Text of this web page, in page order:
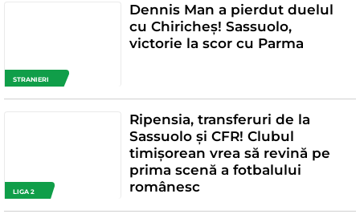
STRANIERI
Dennis Man a pierdut duelul
cu Chiricheș! Sassuolo,
victorie la scor cu Parma
LIGA 2
Ripensia, transferuri de la
Sassuolo și CFR! Clubul
timișorean vrea să revină pe
prima scenă a fotbalului
românesc